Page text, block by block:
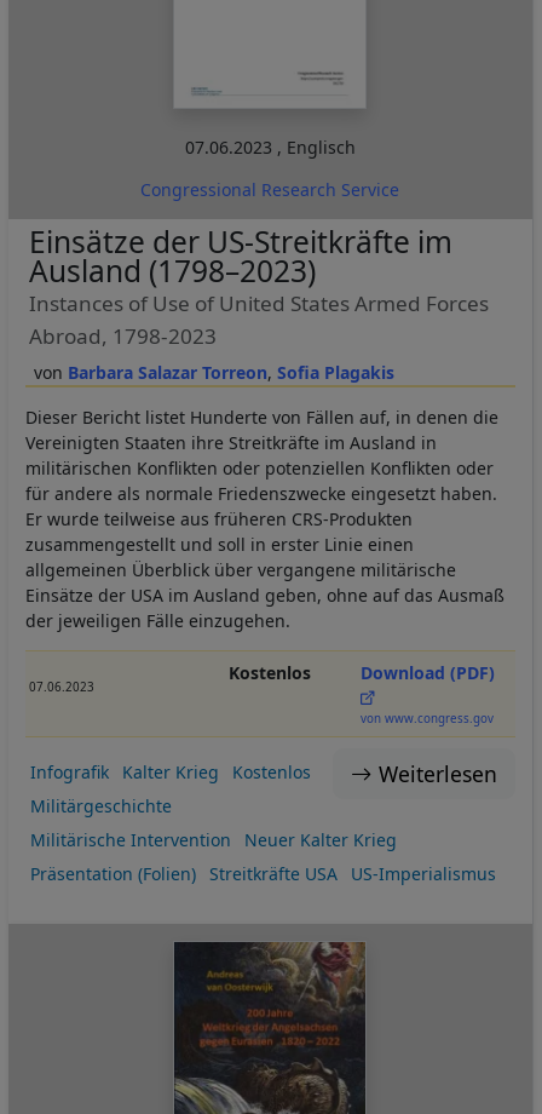
07.06.2023 , Englisch
Congressional Research Service
Barbara Salazar Torreon Sofia Plagakis
Einsätze der US-Streitkräfte im
Ausland (1798–2023)
Instances of Use of United States Armed Forces
Abroad, 1798-2023
Dieser Bericht listet Hunderte von Fällen auf, in denen die
Vereinigten Staaten ihre Streitkräfte im Ausland in
militärischen Konflikten oder potenziellen Konflikten oder
für andere als normale Friedenszwecke eingesetzt haben.
Er wurde teilweise aus früheren CRS-Produkten
zusammengestellt und soll in erster Linie einen
allgemeinen Überblick über vergangene militärische
Einsätze der USA im Ausland geben, ohne auf das Ausmaß
der jeweiligen Fälle einzugehen.
07.06.2023
Kostenlos Download (PDF)
von www.congress.gov
Weiterlesen
Infografik Kalter Krieg
Kostenlos
Militärgeschichte
Militärische Intervention
Neuer Kalter Krieg
Präsentation (Folien)
Streitkräfte USA US-Imperialismus